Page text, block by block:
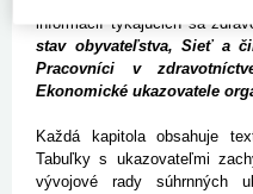
informácií týkajúcich sa
stav obyvateľstva, Sieť a
Pracovníci v
Ekonomické ukazovatele
Každá kapitola obsahuje
Tabuľky s ukazovateľmi
vývojové rady súhrnných